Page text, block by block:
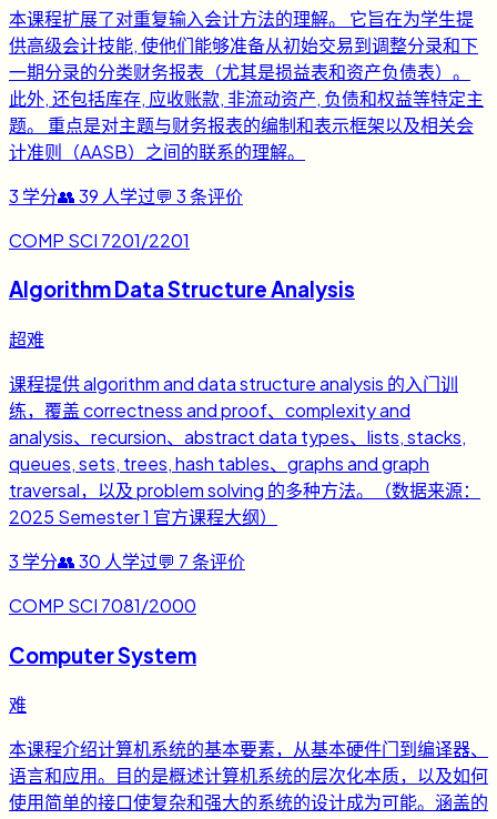
本课程扩展了对重复输入会计方法的理解。 它旨在为学生提
供高级会计技能, 使他们能够准备从初始交易到调整分录和下
一期分录的分类财务报表（尤其是损益表和资产负债表）。
此外, 还包括库存, 应收账款, 非流动资产, 负债和权益等特定主
题。 重点是对主题与财务报表的编制和表示框架以及相关会
计准则（AASB）之间的联系的理解。
3 学分👥39 人学过💬 3条评价
COMP SCI 7201/2201
Algorithm Data Structure Analysis
超难
课程提供 algorithm and data structure analysis 的入门训
练，覆盖 correctness and proof、complexity and
analysis、recursion、abstract data types、lists, stacks,
queues, sets, trees, hash tables、graphs and graph
traversal，以及 problem solving 的多种方法。（数据来源：
2025 Semester 1 官方课程大纲）
3 学分👥30 人学过💬 7条评价
COMP SCI 7081/2000
Computer System
难
本课程介绍计算机系统的基本要素，从基本硬件门到编译器、
语言和应用。目的是概述计算机系统的层次化本质，以及如何
使用简单的接口使复杂和强大的系统的设计成为可能。涵盖的